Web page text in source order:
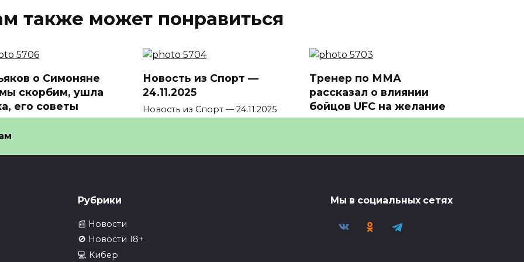
также может понравиться
о Симоняне
скорбим, ушла
его советы
ушла эпоха
36
Новость из Спорт —
24.11.2025
Новость из Спорт — 24.11.2025
Тренер по ММА
рассказал о влиянии
бойцов UFC на желание
Рубрики
📰 Новости
🚫 Новости 18+
💻 Кибер
Мы в социальных сетях